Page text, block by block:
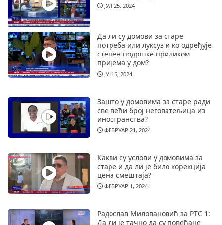
ЈУЛ 25, 2024
Да ли су домови за старе
потреба или луксуз и ко одређује
степен подршке приликом
пријема у дом?
ЈУН 5, 2024
Зашто у домовима за старе ради
све већи број неговатељица из
иностранства?
ФЕБРУАР 21, 2024
Какви су услови у домовима за
старе и да ли је било корекција
цена смештаја?
ФЕБРУАР 1, 2024
Радослав Миловановић за РТС 1:
Да ли је тачно да су повећане